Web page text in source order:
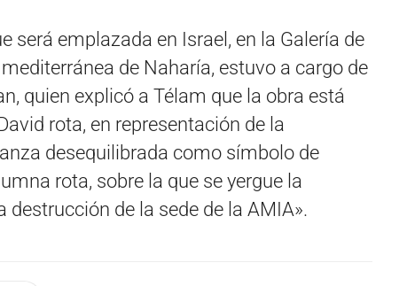
será emplazada en Israel, en la Galería de
de Naharía, estuvo a cargo de
quien explicó a Télam que la obra está
rota, en representación de la
desequilibrada como símbolo de
rota, sobre la que se yergue la
de la sede de la AMIA».